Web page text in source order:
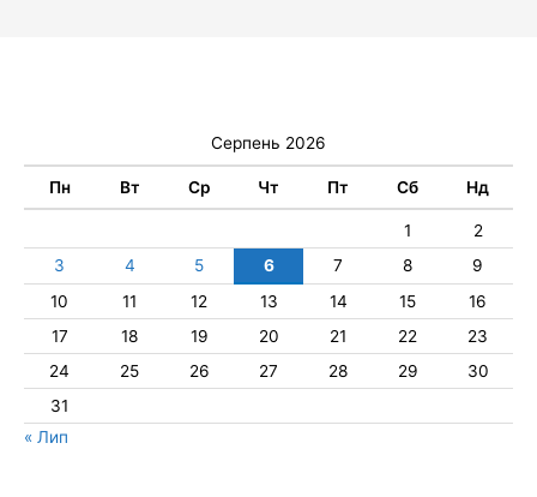
Серпень 2026
Пн Вт Ср Чт Пт Сб Нд
1
2
3
4 5 6 7 8
9
10
11 12 13 14 15
16
17
18 19 20 21 22
23
24
25 26 27 28 29
30
31
« Лип